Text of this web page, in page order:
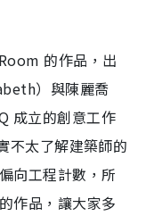
的作品，出
）與陳麗喬
成立的創意工作
不太了解建築師的
向工程計數，所
作品，讓大家多